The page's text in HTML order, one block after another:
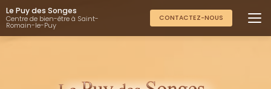
Aller
au
contenu
principal
Le Puy des Songes
Centre de bien-être à Saint-
Romain-le-Puy
CONTACTEZ-NOUS